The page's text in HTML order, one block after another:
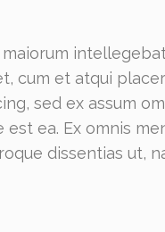
cum et atqui
sed ex assum
ea. Ex omnis
dissentias ut,